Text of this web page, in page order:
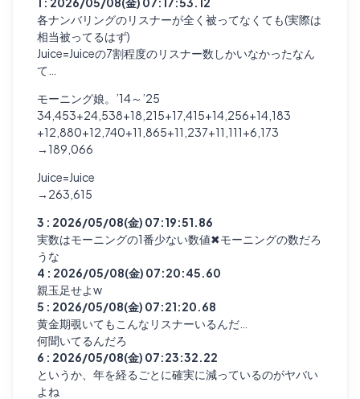
各ナンバリングのリスナーが全く被ってなくても(実際は
相当被ってるはず)
Juice=Juiceの7割程度のリスナー数しかいなかったなん
て…
モーニング娘。’14～’25
34,453+24,538+18,215+17,415+14,256+14,183
+12,880+12,740+11,865+11,237+11,111+6,173
→189,066
Juice=Juice
→263,615
3 : 2026/05/08(金) 07:19:51.86
実数はモーニングの1番少ない数値✖モーニングの数だろ
うな
4 : 2026/05/08(金) 07:20:45.60
親玉足せよw
5 : 2026/05/08(金) 07:21:20.68
黄金期覗いてもこんなリスナーいるんだ…
何聞いてるんだろ
6 : 2026/05/08(金) 07:23:32.22
というか、年を経るごとに確実に減っているのがヤバい
よね